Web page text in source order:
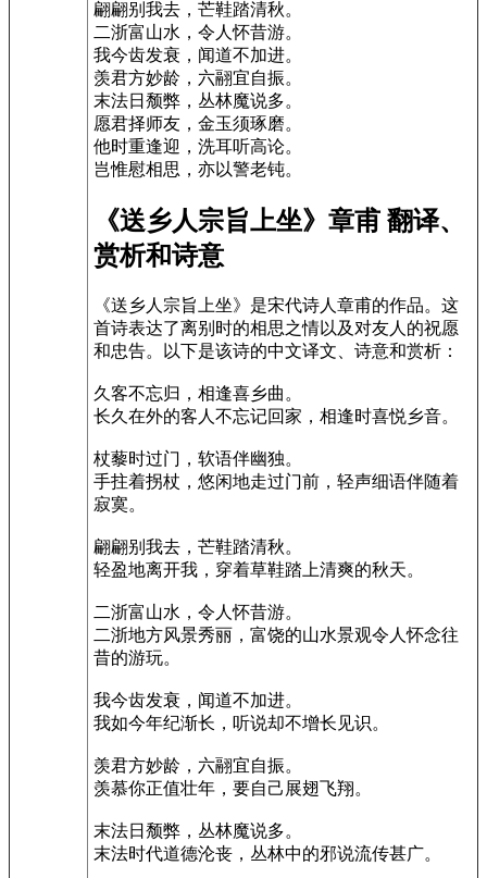
翩翩别我去，芒鞋踏清秋。
二浙富山水，令人怀昔游。
我今齿发衰，闻道不加进。
羡君方妙龄，六翮宜自振。
末法日颓弊，丛林魔说多。
愿君择师友，金玉须琢磨。
他时重逢迎，洗耳听高论。
岂惟慰相思，亦以警老钝。
《送乡人宗旨上坐》章甫 翻译、
赏析和诗意
《送乡人宗旨上坐》是宋代诗人章甫的作品。这
首诗表达了离别时的相思之情以及对友人的祝愿
和忠告。以下是该诗的中文译文、诗意和赏析：
久客不忘归，相逢喜乡曲。
长久在外的客人不忘记回家，相逢时喜悦乡音。
杖藜时过门，软语伴幽独。
手拄着拐杖，悠闲地走过门前，轻声细语伴随着
寂寞。
翩翩别我去，芒鞋踏清秋。
轻盈地离开我，穿着草鞋踏上清爽的秋天。
二浙富山水，令人怀昔游。
二浙地方风景秀丽，富饶的山水景观令人怀念往
昔的游玩。
我今齿发衰，闻道不加进。
我如今年纪渐长，听说却不增长见识。
羡君方妙龄，六翮宜自振。
羡慕你正值壮年，要自己展翅飞翔。
末法日颓弊，丛林魔说多。
末法时代道德沦丧，丛林中的邪说流传甚广。